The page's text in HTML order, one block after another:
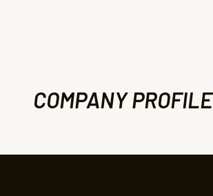
COMPANY PROFILE